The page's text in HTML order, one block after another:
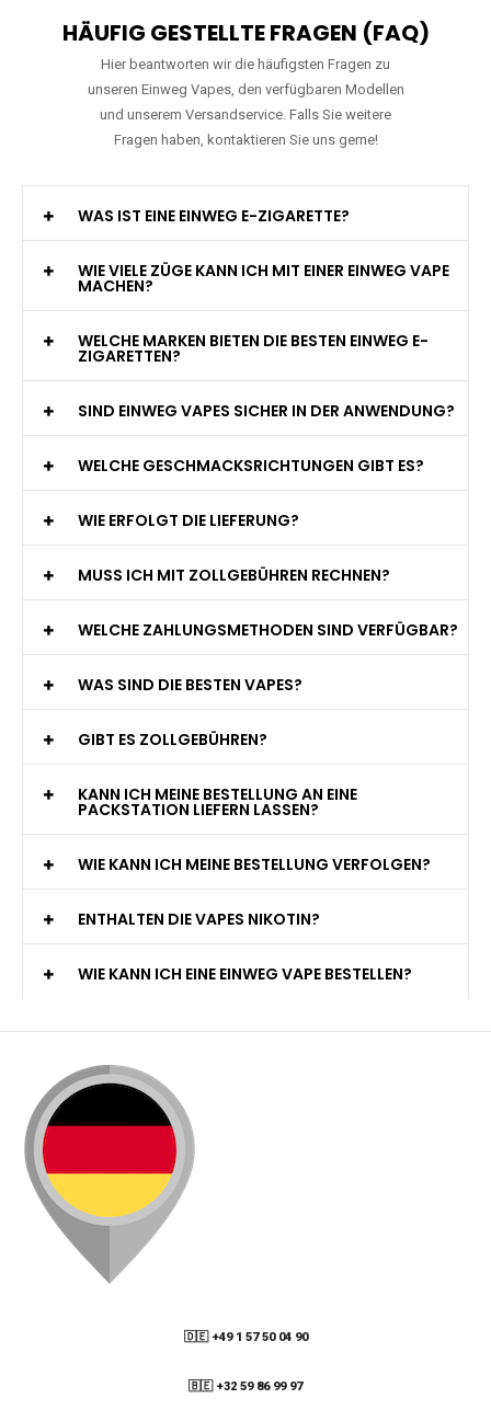
HÄUFIG GESTELLTE FRAGEN (FAQ)
Hier beantworten wir die häufigsten Fragen zu
unseren Einweg Vapes, den verfügbaren Modellen
und unserem Versandservice. Falls Sie weitere
Fragen haben, kontaktieren Sie uns gerne!
WAS IST EINE EINWEG E-ZIGARETTE?
WIE VIELE ZÜGE KANN ICH MIT EINER EINWEG VAPE
MACHEN?
WELCHE MARKEN BIETEN DIE BESTEN EINWEG E-
ZIGARETTEN?
SIND EINWEG VAPES SICHER IN DER ANWENDUNG?
WELCHE GESCHMACKSRICHTUNGEN GIBT ES?
WIE ERFOLGT DIE LIEFERUNG?
MUSS ICH MIT ZOLLGEBÜHREN RECHNEN?
WELCHE ZAHLUNGSMETHODEN SIND VERFÜGBAR?
WAS SIND DIE BESTEN VAPES?
GIBT ES ZOLLGEBÜHREN?
KANN ICH MEINE BESTELLUNG AN EINE
PACKSTATION LIEFERN LASSEN?
WIE KANN ICH MEINE BESTELLUNG VERFOLGEN?
ENTHALTEN DIE VAPES NIKOTIN?
WIE KANN ICH EINE EINWEG VAPE BESTELLEN?
🇩🇪 +49 1 57 50 04 90
🇧🇪 +32 59 86 99 97